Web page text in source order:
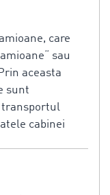
care
sau
aceasta
sunt
transportul
cabinei